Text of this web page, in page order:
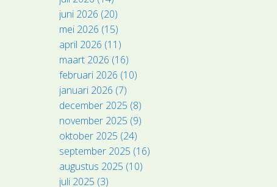
juni 2026 (20)
mei 2026 (15)
april 2026 (11)
maart 2026 (16)
februari 2026 (10)
januari 2026 (7)
december 2025 (8)
november 2025 (9)
oktober 2025 (24)
september 2025 (16)
augustus 2025 (10)
juli 2025 (3)